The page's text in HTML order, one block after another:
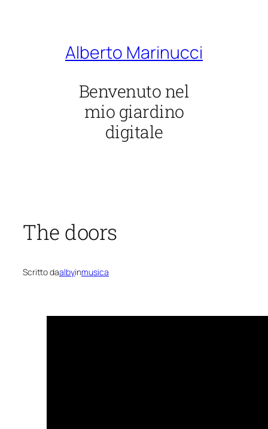
Alberto Marinucci
Benvenuto nel
mio giardino
digitale
The doors
Scritto daalbyinmusica